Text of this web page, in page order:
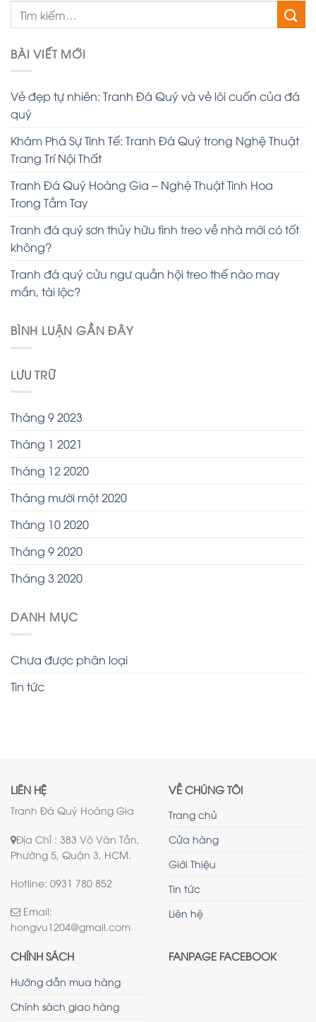
BÀI VIẾT MỚI
Vẻ đẹp tự nhiên: Tranh Đá Quý và vẻ lôi cuốn của đá
quý
Khám Phá Sự Tinh Tế: Tranh Đá Quý trong Nghệ Thuật
Trang Trí Nội Thất
Tranh Đá Quý Hoàng Gia – Nghệ Thuật Tinh Hoa
Trong Tầm Tay
Tranh đá quý sơn thủy hữu tình treo về nhà mới có tốt
không?
Tranh đá quý cửu ngư quần hội treo thế nào may
mắn, tài lộc?
BÌNH LUẬN GẦN ĐÂY
LƯU TRỮ
Tháng 9 2023
Tháng 1 2021
Tháng 12 2020
Tháng mười một 2020
Tháng 10 2020
Tháng 9 2020
Tháng 3 2020
DANH MỤC
Chưa được phân loại
Tin tức
LIÊN HỆ
Tranh Đá Quý Hoàng Gia
Địa Chỉ : 383 Võ Văn Tần,
Phường 5, Quận 3, HCM.
Hotline: 0931 780 852
Email:
hongvu1204@gmail.com
VỀ CHÚNG TÔI
Trang chủ
Cửa hàng
Giới Thiệu
Tin tức
Liên hệ
CHÍNH SÁCH
Hướng dẫn mua hàng
Chính sách giao hàng
FANPAGE FACEBOOK